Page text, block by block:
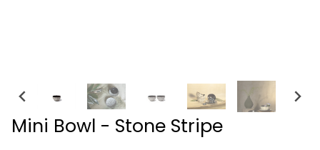
Mini Bowl - Stone Stripe